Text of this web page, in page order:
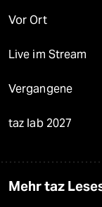
Vor Ort
Live im Stream
Vergangene
taz lab 2027
Mehr taz